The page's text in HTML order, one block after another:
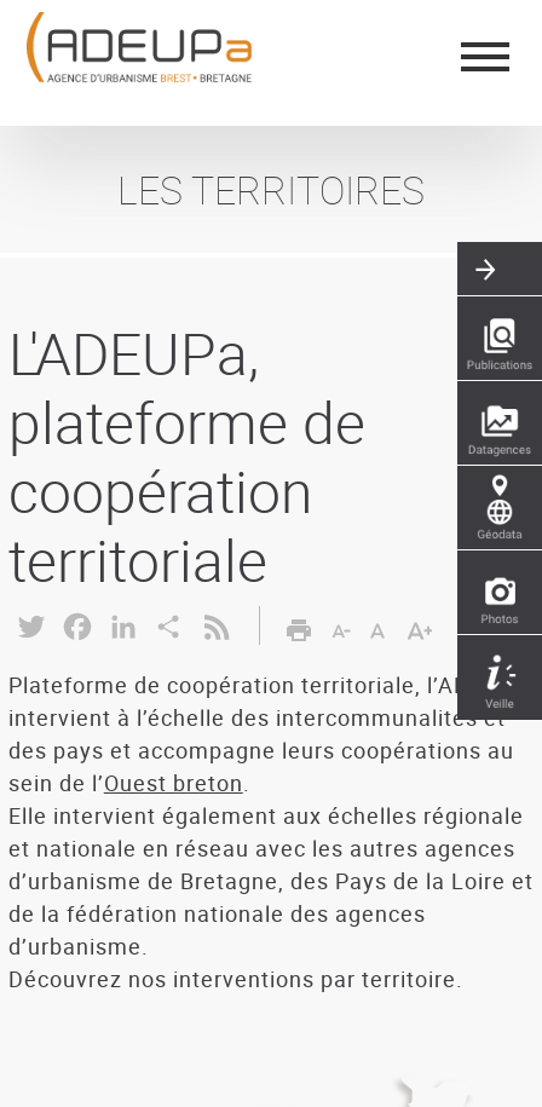
Aller
contenu
principal
LES TERRITOIRES
L'ADEUPa,
plateforme de
coopération
territoriale
Twitter FacebookLinkedInShare
Plateforme de coopération territoriale, l’ADEUPa
intervient à l’échelle des intercommunalités et
des pays et accompagne leurs coopérations au
sein de l’Ouest breton.
Elle intervient également aux échelles régionale
et nationale en réseau avec les autres agences
d’urbanisme de Bretagne, des Pays de la Loire et
de la fédération nationale des agences
d’urbanisme.
Découvrez nos interventions par territoire.
Panneau de gestion des cookies